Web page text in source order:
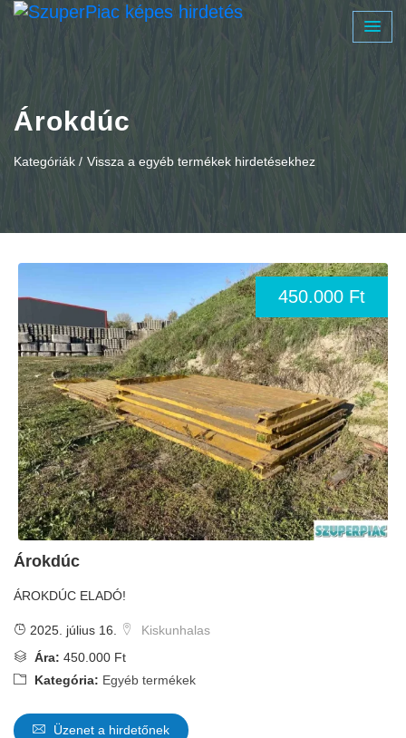
Árokdúc
Kategóriák / Vissza a egyéb termékek hirdetésekhez
450.000 Ft
Árokdúc
ÁROKDÚC ELADÓ!
2025. július 16.
Kiskunhalas
Ára: 450.000 Ft
Kategória: Egyéb termékek
Üzenet a hirdetőnek